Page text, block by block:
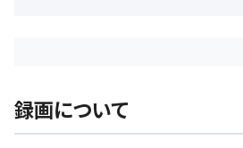
録画について